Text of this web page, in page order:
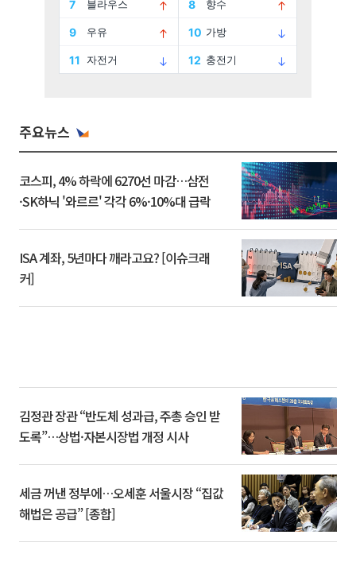
주요뉴스
코스피, 4% 하락에 6270선 마감…삼전
·SK하닉 '와르르' 각각 6%·10%대 급락
ISA 계좌, 5년마다 깨라고요? [이슈크래
커]
김정관 장관 “반도체 성과급, 주총 승인 받
도록”…상법·자본시장법 개정 시사
세금 꺼낸 정부에…오세훈 서울시장 “집값
해법은 공급” [종합]